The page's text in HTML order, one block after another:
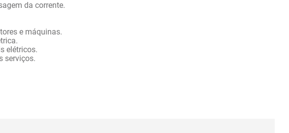
da corrente.
e máquinas.
elétricos.
serviços.